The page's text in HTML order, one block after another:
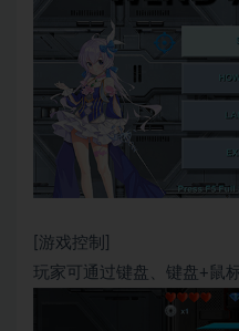
[游戏控制]
玩家可通过键盘、键盘+鼠